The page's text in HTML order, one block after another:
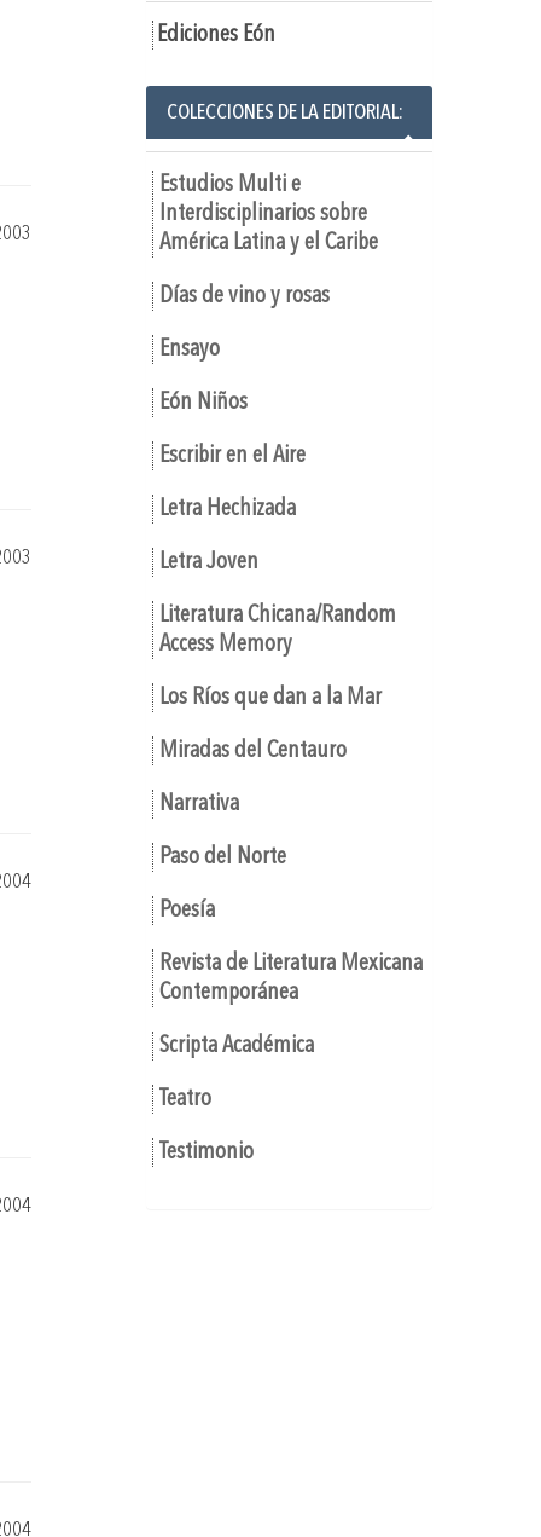
Ediciones Eón
COLECCIONES DE LA EDITORIAL:
Estudios Multi e
Interdisciplinarios sobre
América Latina y el Caribe
Días de vino y rosas
Ensayo
Eón Niños
Escribir en el Aire
Letra Hechizada
Letra Joven
Literatura Chicana/Random
Access Memory
Los Ríos que dan a la Mar
Miradas del Centauro
Narrativa
Paso del Norte
Poesía
Revista de Literatura Mexicana
Contemporánea
Scripta Académica
Teatro
Testimonio